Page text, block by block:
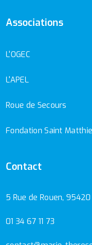
Associations
L'OGEC
L'APEL
Roue de Secours
Fondation Saint
Contact
5 Rue de Rouen,
01 34 67 11 73